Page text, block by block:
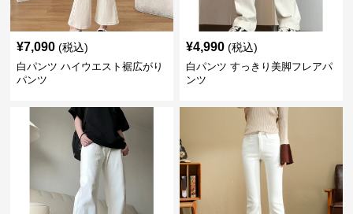
¥7,090 (税込)
白パンツ ハイウエスト裾広がり
パンツ
¥4,990 (税込)
白パンツ すっきり美脚フレアパ
ンツ